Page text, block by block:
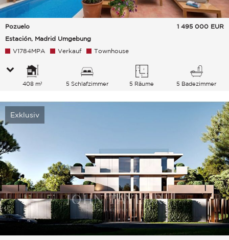
Pozuelo
Estación, Madrid Umgebung
1 495 000 EUR
V1784MPA Verkauf Townhouse
408 m² 5 Schlafzimmer 5 Räume 5 Badezimmer
Exklusiv